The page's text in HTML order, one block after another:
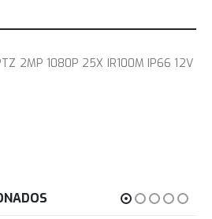
2MP 1080P 25X IR100M IP66 12V